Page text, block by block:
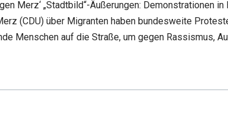
Merz‘ „Stadtbild“-Äußerungen: Demonstrationen
(CDU) über Migranten haben bundesweite
Menschen auf die Straße, um gegen Rassismus,